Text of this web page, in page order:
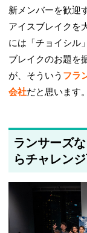
新メンバーを歓迎
アイスブレイクを
には「チョイシル
ブレイクのお題を
が、そういう フラ
会社だと思います。
ランサーズ
らチャレン